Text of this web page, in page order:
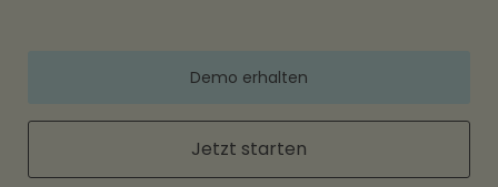
Demo erhalten
Jetzt starten